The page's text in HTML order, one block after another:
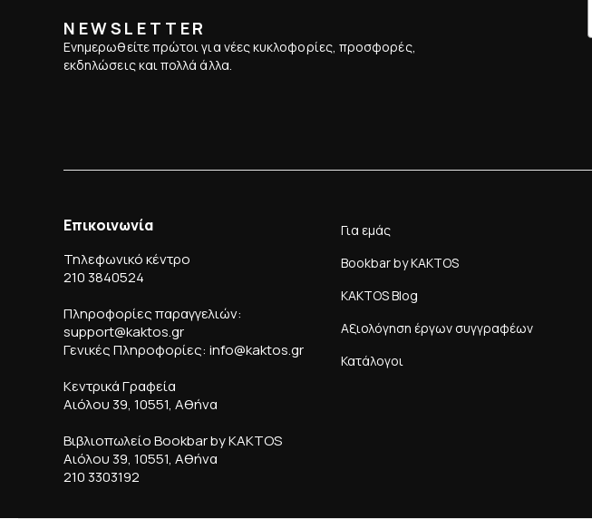
NEWSLETTER
Ενημερωθείτε πρώτοι για νέες κυκλοφορίες, προσφορές,
εκδηλώσεις και πολλά άλλα.
Επικοινωνία
Τηλεφωνικό κέντρο
210 3840524
Πληροφορίες παραγγελιών:
support@kaktos.gr
Γενικές Πληροφορίες: info@kaktos.gr
Κεντρικά Γραφεία
Αιόλου 39, 10551, Αθήνα
Βιβλιοπωλείο Bookbar by KAKTOS
Αιόλου 39, 10551, Αθήνα
210 3303192
Για εμάς
Bookbar by KAKTOS
KAKTOS Blog
Αξιολόγηση έργων συγγραφέων
Κατάλογοι